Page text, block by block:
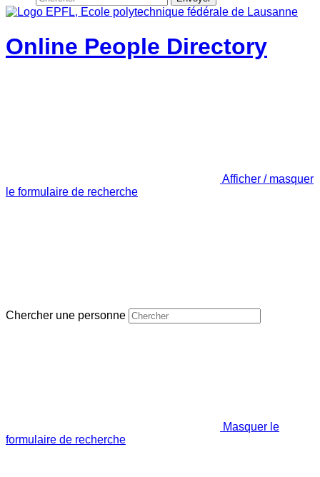
Online People Directory
Afficher / masquer
le formulaire de recherche
Chercher une personne
Masquer le
formulaire de recherche